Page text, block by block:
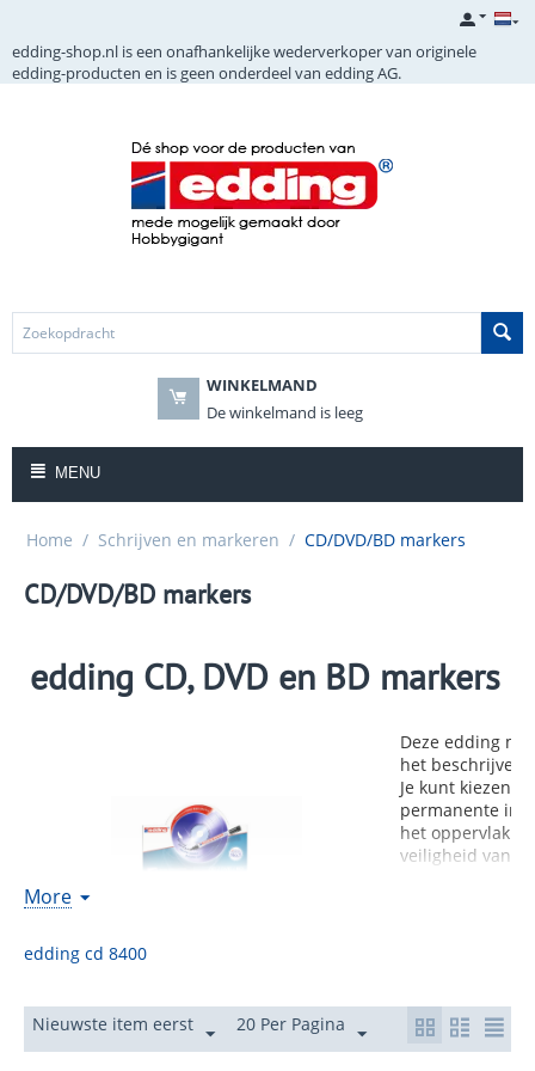
edding-shop.nl is een onafhankelijke wederverkoper van originele
edding-producten en is geen onderdeel van edding AG.
WINKELMAND
De winkelmand is leeg
MENU
Home / Schrijven en markeren / CD/DVD/BD markers
CD/DVD/BD markers
edding CD, DVD en BD markers
Deze edding
het beschrijven
Je kunt kiezen
permanente
het oppervlak
veiligheid van
Keuze uit
permanente
More
edding cd 8400
Nieuwste item eerst 20 Per Pagina